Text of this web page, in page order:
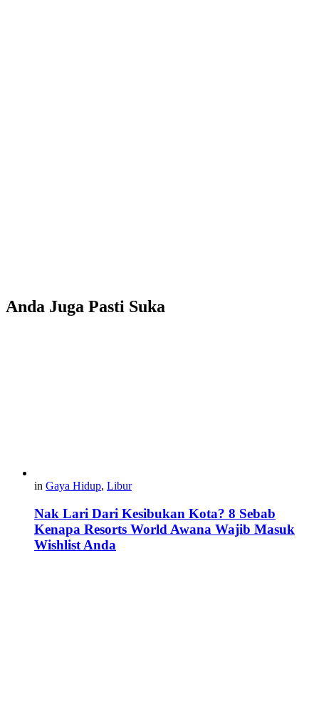
Anda Juga Pasti Suka
in Gaya Hidup, Libur
Nak Lari Dari Kesibukan Kota? 8 Sebab
Kenapa Resorts World Awana Wajib Masuk
Wishlist Anda